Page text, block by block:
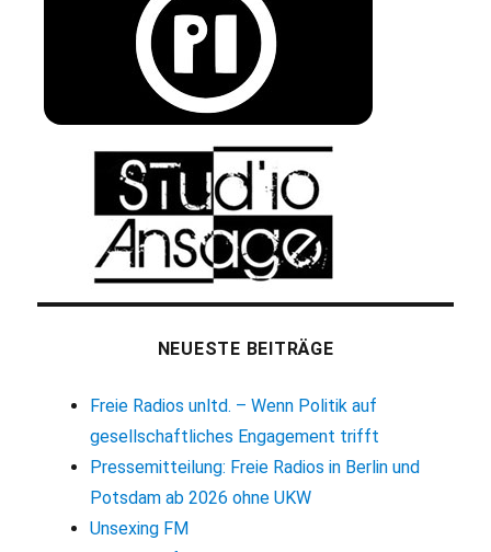
NEUESTE BEITRÄGE
Freie Radios unltd. – Wenn Politik auf
gesellschaftliches Engagement trifft
Pressemitteilung: Freie Radios in Berlin und
Potsdam ab 2026 ohne UKW
Unsexing FM